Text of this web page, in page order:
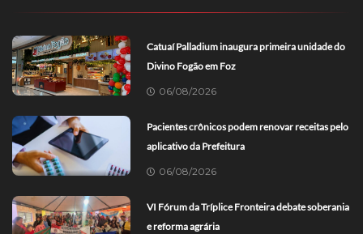
Catuaí Palladium inaugura primeira unidade do
Divino Fogão em Foz
06/08/2026
Pacientes crônicos podem renovar receitas pelo
aplicativo da Prefeitura
06/08/2026
VI Fórum da Tríplice Fronteira debate soberania
e reforma agrária